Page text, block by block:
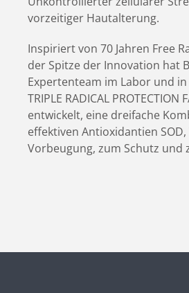
vorzeitiger Hautalterung.
Inspiriert von 70 Jahren Free
der Spitze der Innovation hat
Expertenteam im Labor und
TRIPLE RADICAL PROTECTION
entwickelt, eine dreifache
effektiven Antioxidantien
Vorbeugung, zum Schutz und